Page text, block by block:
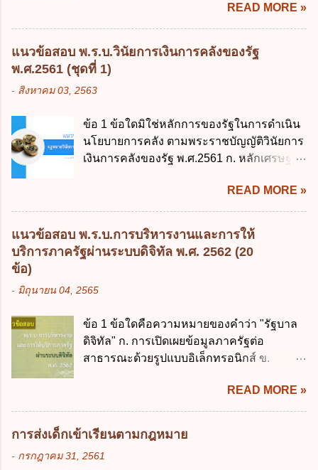
พฤศจิกายน 2561 เป็นต้นไป 4. วันที่ 14
พฤศจิกายน 2561 เป็นต้นไป ข้อ 2. พระราช
บัญญัติวิธีการงบประมาณ พ.ศ. 2561 ไม่ได้
ยกเลิกกฎหมายฉบับใด 1. พระราชบัญญัติวิธี
การงบประมาณ พ.ศ. 2502 2. พระราชบัญญัติ
วิธีการงบประมาณ (ฉบับที่ 3) พ.ศ. 2511 3.
พ.ศ. 2544 4. ประกาศของคณะปฏิวัติ ฉบับที่
203 ลงวันที่ 31 สิงหาคม 2515 ข้อ 3. ข้อใดไม่
ถูกต้อง 1. นายกรัฐมนตรีมีอำนาจออกกฎเพื่อ
ประมาณ พ.ศ. 2561 2. นายกรัฐมนตรีเป็นผู้
รักษาการตามพระราช บัญญัติวิธีการงบ
ประมาณ พ.ศ. 2561 3. รัฐมนตรีว่าการ
กระทรวงการคลัง เป็นผู้รักษาการตามพระ
โปร่งใสและตรวจสอบได้ ข้อ 4. พระราช
บัญญัติวิธีการงบประมาณ พ.ศ. 2561 บัญญัติ
ให้การบริหา...
READ MORE »
แนวข้อสอบ พ.ร.บ.วินัยการเงินการคลังของรัฐ
พ.ศ.2561 (ชุดที่ 1)
- สิงหาคม 03, 2563
ข้อ 1 ข้อใดมิใช่หลักการของรัฐในการดำเนิน
นโยบายการคลัง ตามพระราชบัญญัติวินัยการ
เงินการคลังของรัฐ พ.ศ.2561 ก. หลักเศรษฐกิจ
เศรษฐกิจ ค. หลักการพัฒนาทางเศรษฐกิจ
อย่างยั่งยืน ง. หลักความเป็นธรรมในสังคม ข้อ
2 สัดส่วนหนี้สาธารณะต่อผลิตภัณฑ์มวลรวม
ในประเทศเพื่อใช้เป็นกรอบในการบริหารหนี้
สาธารณะเป็นไปตามข้อใด ก. ไม่เกินร้อยละ 5
เกินร้อยละ 60 ข้อ 3 กฎหมายว่าด้วยวินัยการ
กฎหมายที่ให้จัดเก็บภาษีอากรหรือค่า
ธรรมเนียมเพิ่มขึ้นจากที่กำหนดไว้ในกฎหมาย
เพื่อการนำไปใช้จ่ายตามวัตถุประสงค์หรือเพื่อ
ข้อใด ก. เป็นไปตามความต้องการของชุมชน
ข. เพื่อป็นรายได้ขององค์กรปกครองส่วนท้อง
ถิ่น ค. มีเหตุจำเป็นหรือเหตุฉุกเฉินที่มิอาจหลีก
READ MORE »
แนวข้อสอบ พ.ร.บ.การบริหารงานและการให้
บริการภาครัฐผ่านระบบดิจิทัล พ.ศ. 2562 (20
ข้อ)
- มิถุนายน 04, 2565
ข้อ 1 ข้อใดคือความหมายของคำว่า "รัฐบาล
ดิจิทัล" ก. การเปิดเผยข้อมูลภาครัฐต่อ
สาธารณะด้วยรูปแบบอิเล็กทรอนิกส์ ข.
การบริหารงาน การให้บริการ การบูรณาการ
ข้อมูลภาครัฐ ค. วิธีการนำสัญลักษณ์ศูนย์และ
หนึ่ง เพื่อใช้สร้างระบบต่าง ๆ ง. สำนักงาน
พัฒนารัฐบาลดิจิทัล (องค์การมหาชน) ข้อ 2
การบริหารงานภาครัฐและการจัดทำบริการ
READ MORE »
การส่งเด็กเข้าเรียนตามกฎหมาย
- กรกฎาคม 31, 2561